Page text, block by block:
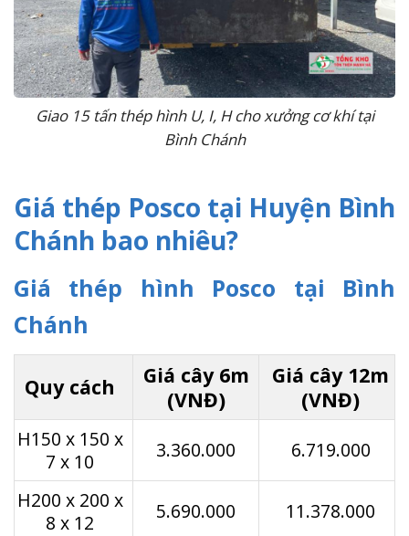
Giao 15 tấn thép hình U, I, H cho xưởng cơ khí tại
Bình Chánh
Giá thép Posco tại Huyện Bình
Chánh bao nhiêu?
Giá thép hình Posco tại Bình
Chánh
Quy cách
Giá cây 6m
(VNĐ)
Giá cây 12m
(VNĐ)
H150 x 150 x
7 x 10
3.360.000 6.719.000
H200 x 200 x
8 x 12
5.690.000 11.378.000